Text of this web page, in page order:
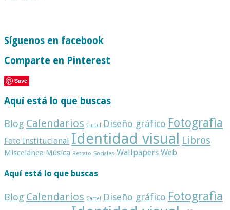
Síguenos en facebook
Comparte en Pinterest
Save
Aquí está lo que buscas
Blog Calendarios Cartel Diseño gráfico Fotografìa
Foto Institucional Identidad visual Libros
Miscelánea Música Retrato Sociales Wallpapers Web
Aquí está lo que buscas
Blog Calendarios Cartel Diseño gráfico Fotografìa